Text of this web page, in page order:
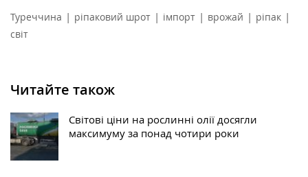
Туреччина | ріпаковий шрот | імпорт | врожай | ріпак |
світ
Читайте також
Світові ціни на рослинні олії досягли
максимуму за понад чотири роки